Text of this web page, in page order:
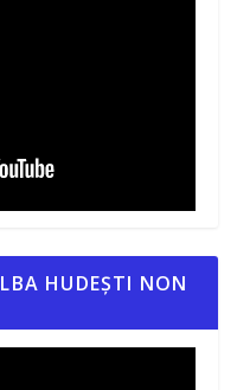
HUDEȘTI NON